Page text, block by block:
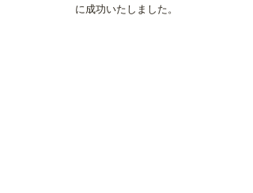
に成功いたしました。